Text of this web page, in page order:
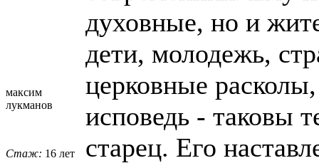
максим
лукманов
Стаж: 16 лет
духовные, но и
дети, молодежь,
церковные
исповедь - таковы
старец. Его